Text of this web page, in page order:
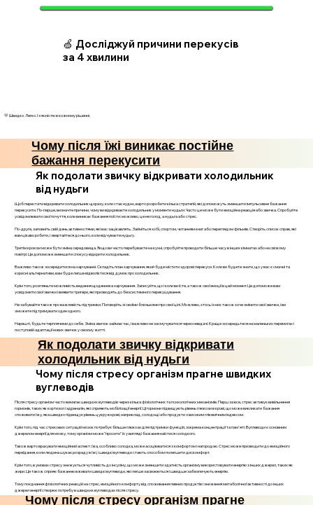
🍏 Досліджуй причини перекусів
за 4 хвилини
💛 Швидко. Легко. І з ясністю в кожному рішенні.
Чому після їжі виникає постійне
бажання перекусити
Як подолати звичку відкривати холодильник
від нудьги
Щоб перестати відкривати холодильник щоразу, коли стає нудно, варто розробити кілька стратегій, які допоможуть зменшити імпульсивне бажання
перекусити. По-перше, визначте причини, чому ви відкриваєте холодильник у моменти нудьги. Часто це може бути емоційна реакція або звичка. Спробуйте
усвідомлювати свої почуття, коли виникає бажання поїсти: можливо, це не голод, а нудьга або стрес.
По-друге, заповніть свій день активностями, які вас зацікавлять. Займіться хобі, спортом, читанням книг або переглядом фільмів. Створіть список справ, які
вам цікаво робити, і звертайтеся до нього, коли відчуваєте нудьгу.
Третім кроком може бути зміна середовища. Якщо ви часто перебуваєте на кухні, спробуйте проводити більше часу в інших кімнатах або на свіжому
повітрі. Це допоможе зменшити спокусу відкрити холодильник.
Важливо також зосередитися на харчуванні. Складіть план харчування, який буде містити здорові перекуси. Коли ви будете знати, що у вас є смачні та
корисні альтернативи, вам буде легше відволіктися від думок про холодильник.
Крім того, розгляньте можливість ведення щоденника харчування. Записуйте, що і коли ви їсте, а також свої емоції в цей момент. Це допоможе вам
усвідомити свої звички і виявити тригери, які призводять до безсистемного перекушування.
Не забувайте також про важливість підтримки. Поговоріть зі своїми близькими про свої цілі. Можливо, хтось із них також хоче змінити свої звички, і ви
зможете підтримувати один одного.
Нарешті, будьте терплячими до себе. Зміна звичок займає час, і важливо не засмучуватися через невдачі. Краще зосередьтеся на маленьких перемогах і
поступовій адаптації нових звичок у своєму житті.
Як подолати звичку відкривати
холодильник від нудьги
Чому після стресу організм прагне швидких
вуглеводів
Після стресу організм часто вимагає швидких вуглеводів через кілька фізіологічних та психологічних механізмів. Перш за все, стрес активує вивільнення
гормонів, таких як кортизол і адреналін, які сприяють мобілізації енергії. Ці гормони підвищують рівень глюкози в крові, що може викликати бажання
споживати їжу, яка швидко підвищує рівень цукру в крові, наприклад, солодощі або продукти з високим глікемічним індексом.
Крім того, під час стресових ситуацій мозок потребує більше глюкози для підтримки функцій, зокрема концентрації та пам'яті. Вуглеводи є основним
джерелом енергії для мозку, тому організм може "просити" їх у вигляді бажання наїстися солодкого.
Також варто врахувати емоційний аспект: їжа, особливо солодка, може асоціюватися з комфортом і нагородою. Стрес може призводити до емоційного
переїдання, коли людина шукає розраду в їжі, і швидкі вуглеводи стають способом полегшити дискомфорт.
Крім того, в умовах стресу знижується чутливість до інсуліну, що може зменшити здатність організму використовувати енергію з інших джерел, таких як
жири. Це також сприяє бажанню вживати швидкі вуглеводи, які легше засвоюються і швидше забезпечують енергію.
Тому поєднання фізіологічних реакцій на стрес, емоційного комфорту від споживання певних продуктів і зниження метаболічної активності до інших
джерел енергії створює потребу в швидких вуглеводах після стресу.
Чому після стресу організм прагне